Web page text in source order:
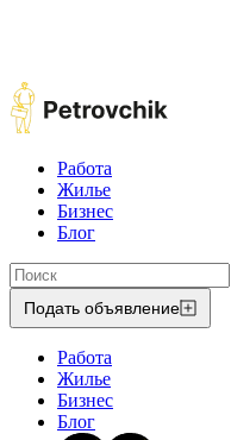
Работа
Жилье
Бизнес
Блог
Подать объявление
Работа
Жилье
Бизнес
Блог